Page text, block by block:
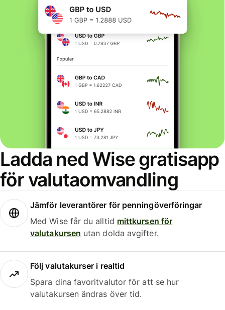
Ladda ned Wise gratisapp
för valutaomvandling
Jämför leverantörer för penningöverföringar
Med Wise får du alltid mittkursen för
valutakursen utan dolda avgifter.
Följ valutakurser i realtid
Spara dina favoritvalutor för att se hur
valutakursen ändras över tid.